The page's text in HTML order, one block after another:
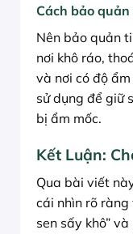
Cách bảo
Nên bảo quản
nơi khô ráo,
và nơi có độ
sử dụng để giữ
bị ẩm mốc.
Kết Luận:
Qua bài viết
cái nhìn rõ ràng
sen sấy khô”